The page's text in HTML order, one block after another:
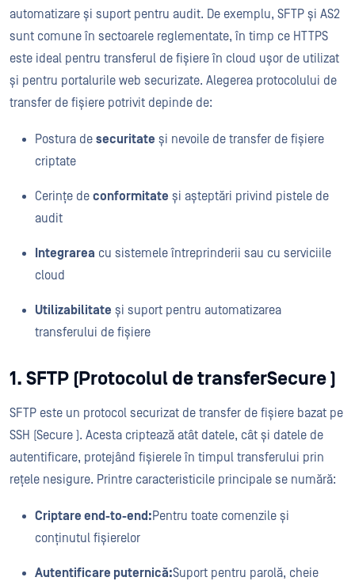
automatizare și suport pentru audit. De exemplu, SFTP și AS2
sunt comune în sectoarele reglementate, în timp ce HTTPS
este ideal pentru transferul de fișiere în cloud ușor de utilizat
și pentru portalurile web securizate. Alegerea protocolului de
transfer de fișiere potrivit depinde de:
Postura de securitate și nevoile de transfer de fișiere
criptate
Cerințe de conformitate și așteptări privind pistele de
audit
Integrarea cu sistemele întreprinderii sau cu serviciile
cloud
Utilizabilitate și suport pentru automatizarea
transferului de fișiere
1. SFTP (Protocolul de transferSecure )
SFTP este un protocol securizat de transfer de fișiere bazat pe
SSH (Secure ). Acesta criptează atât datele, cât și datele de
autentificare, protejând fișierele în timpul transferului prin
rețele nesigure. Printre caracteristicile principale se numără:
Criptare end-to-end:Pentru toate comenzile și
conținutul fișierelor
Autentificare puternică:Suport pentru parolă, cheie